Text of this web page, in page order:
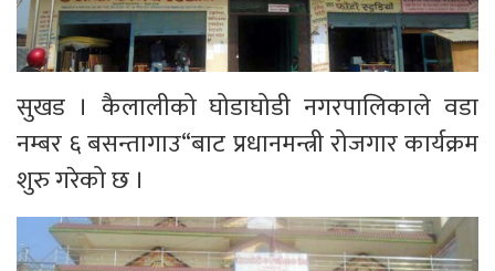
सुखड । कैलालीको घोडाघोडी नगरपालिकाले वडा
नम्बर ६ बसन्तागाउ“बाट प्रधानमन्त्री रोजगार कार्यक्रम
शुरु गरेको छ ।